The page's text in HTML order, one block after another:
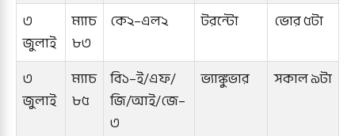
৩
জুলাই
ম্যাচ
৮৩
কে২–এল২ টরন্টো ভোর ৫টা
৩
জুলাই
ম্যাচ
৮৫
বি১–ই/এফ/
জি/আই/জে–
৩
ভ্যাঙ্কুভার সকাল ৯টা